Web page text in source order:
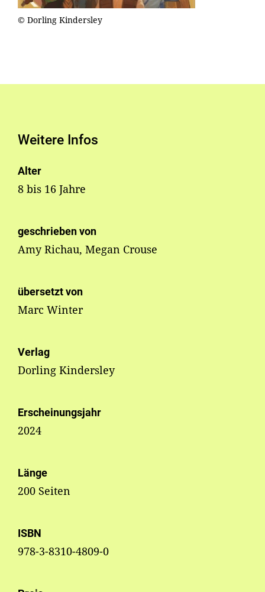
© Dorling Kindersley
Weitere Infos
Alter
8 bis 16 Jahre
geschrieben von
Amy Richau, Megan Crouse
übersetzt von
Marc Winter
Verlag
Dorling Kindersley
Erscheinungsjahr
2024
Länge
200 Seiten
ISBN
978-3-8310-4809-0